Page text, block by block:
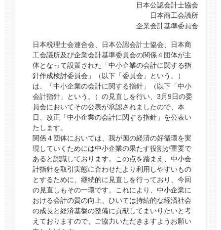
日本公認会計士協会
日本商工会議所
企業会計基準委員会
日本税理士会連合会、日本公認会計士協会、日本商
工会議所及び企業会計基準委員会の関係４団体が主
体となって設置された「中小企業の会計に関する指
針作成検討委員会」（以下「委員会」という。）
は、「中小企業の会計に関する指針」（以下「中小
会計指針」という。）の見直しを行い、3月9日の委
員会においてその公表が承認されましたので、本
日、改正「中小企業の会計に関する指針」を公表い
たします。
関係４団体においては、我が国の経済の好循環を実
現していくためには中小企業の果たす役割が重要で
あると認識しております。この点を踏まえ、中小会
計指針を取引実態に合わせたより利用しやすいもの
とするために、継続的に見直しを行っており、今回
の見直しもその一環です。これにより、中小企業に
おける会計の質の向上、ひいては持続的な経済社会
の成長と経済基盤の整備に貢献してまいりたいと考
えておりますので、ご協力いただきますようお願い